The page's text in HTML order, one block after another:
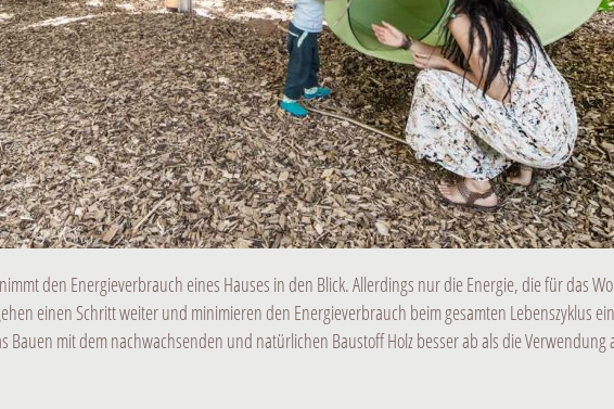
den Energieverbrauch eines Hauses in den Blick. Allerdings nur die Energie, die für das
einen Schritt weiterund minimieren den Energieverbrauch beim gesamten Lebenszyklus
Bauen mit dem nachwachsenden und natürlichen Baustoff Holz besser ab als die Verwendung